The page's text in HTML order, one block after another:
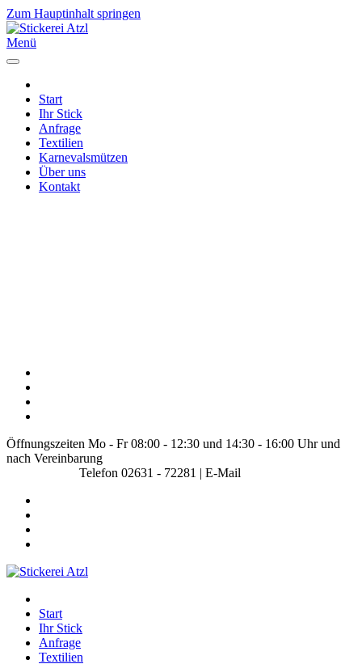
Zum Hauptinhalt springen
Menü
Start
Ihr Stick
Anfrage
Textilien
Karnevalsmützen
Über uns
Kontakt
Öffnungszeiten Mo - Fr 08:00 - 12:30 und 14:30 - 16:00 Uhr und
nach Vereinbarung
Telefon 02631 - 72281 | E-Mail
Start
Ihr Stick
Anfrage
Textilien